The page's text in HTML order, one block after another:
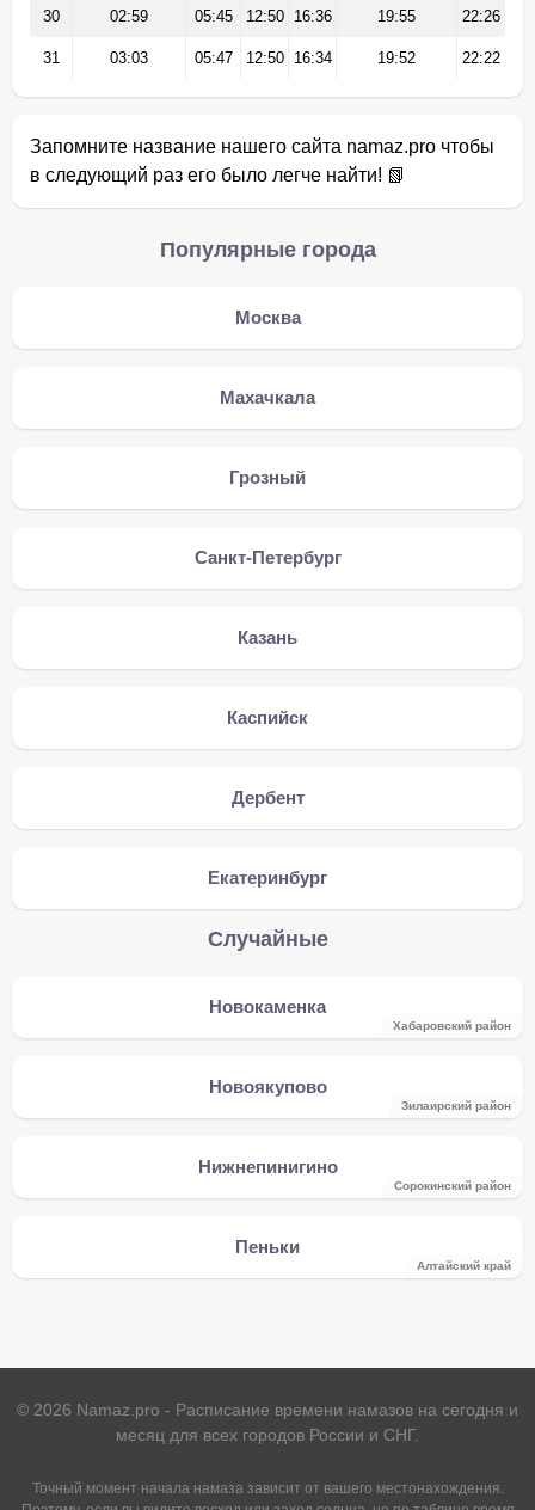
30 02:59 05:45 12:50 16:36 19:55 22:26
31 03:03 05:47 12:50 16:34 19:52 22:22
Запомните название нашего сайта namaz.pro чтобы
в следующий раз его было легче найти! 📗
Популярные города
Москва
Махачкала
Грозный
Санкт-Петербург
Казань
Каспийск
Дербент
Екатеринбург
Случайные
Новокаменка
Хабаровский район
Новоякупово
Зилаирский район
Нижнепинигино
Сорокинский район
Пеньки
Алтайский край
© 2026 Namaz.pro - Расписание времени намазов на сегодня и
месяц для всех городов России и СНГ.
Точный момент начала намаза зависит от вашего местонахождения.